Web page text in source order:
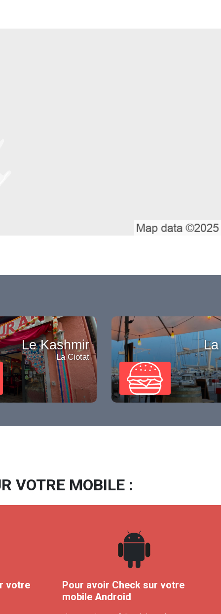
Le Kashmir
La Ciotat
VOTRE MOBILE :
votre
Pour avoir Check sur votre
mobile Android